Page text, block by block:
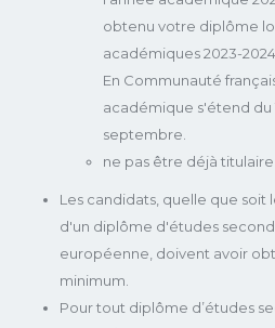
obtenu votre diplôme
académiques 2023-
En Communauté
académique s'étend du
septembre.
ne pas être déjà
Les candidats, quelle que soit
d'un diplôme d'études
européenne, doivent avoir
minimum.
Pour tout diplôme d’études